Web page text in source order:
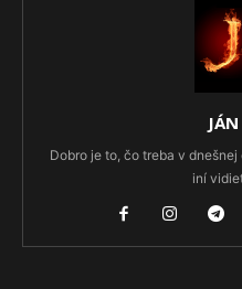
Dobro je to, čo treba v
iní